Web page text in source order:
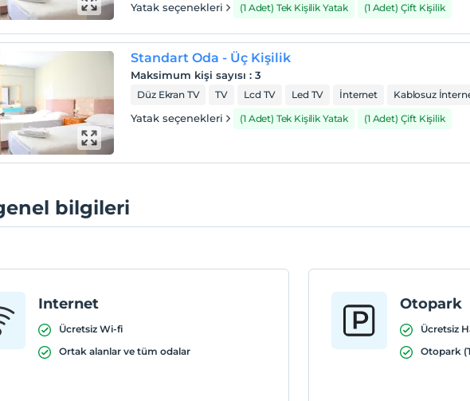
Yatak seçenekleri (1 Adet) Tek Kişilik Yatak (1 Adet) Çift Kişilik
Standart Oda - Üç Kişilik
Maksimum kişi sayısı :3
Düz Ekran TV TV Lcd TV Led TV İnternet Kablosuz
Yatak seçenekleri (1 Adet) Tek Kişilik Yatak (1 Adet) Çift Kişilik
bilgileri
Internet
Ücretsiz Wi-fi
Ortak alanlar ve tüm odalar
Otopark
Ücretsiz
Otopark